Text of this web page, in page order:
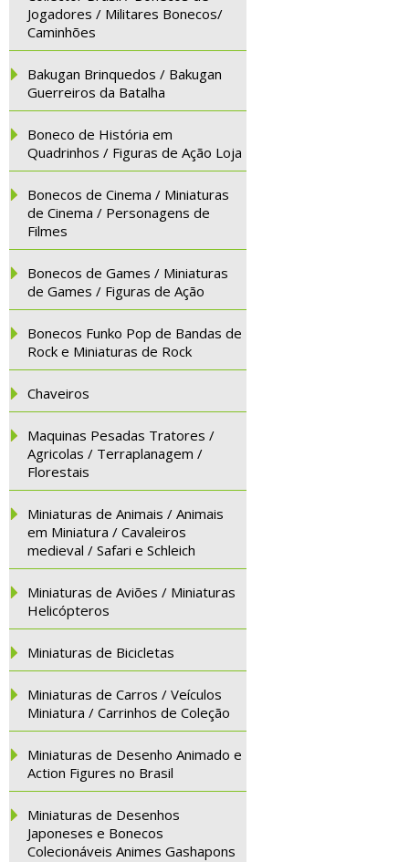
Jogadores / Militares Bonecos/
Caminhões
Bakugan Brinquedos / Bakugan
Guerreiros da Batalha
Boneco de História em
Quadrinhos / Figuras de Ação Loja
Bonecos de Cinema / Miniaturas
de Cinema / Personagens de
Filmes
Bonecos de Games / Miniaturas
de Games / Figuras de Ação
Bonecos Funko Pop de Bandas de
Rock e Miniaturas de Rock
Chaveiros
Maquinas Pesadas Tratores /
Agricolas / Terraplanagem /
Florestais
Miniaturas de Animais / Animais
em Miniatura / Cavaleiros
medieval / Safari e Schleich
Miniaturas de Aviões / Miniaturas
Helicópteros
Miniaturas de Bicicletas
Miniaturas de Carros / Veículos
Miniatura / Carrinhos de Coleção
Miniaturas de Desenho Animado e
Action Figures no Brasil
Miniaturas de Desenhos
Japoneses e Bonecos
Colecionáveis Animes Gashapons